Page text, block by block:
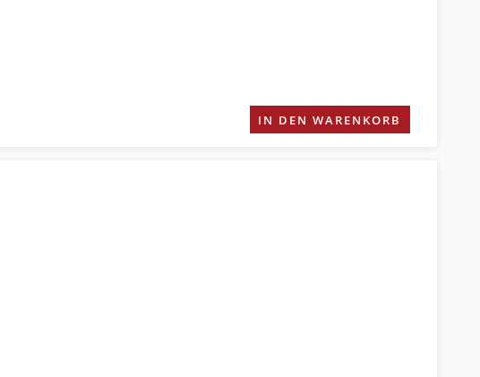
IN DEN WARENKORB